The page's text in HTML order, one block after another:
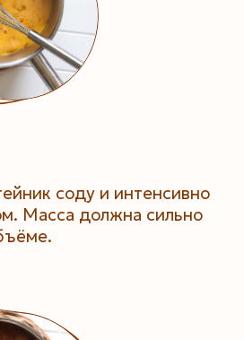
соду и интенсивно
Масса должна сильно